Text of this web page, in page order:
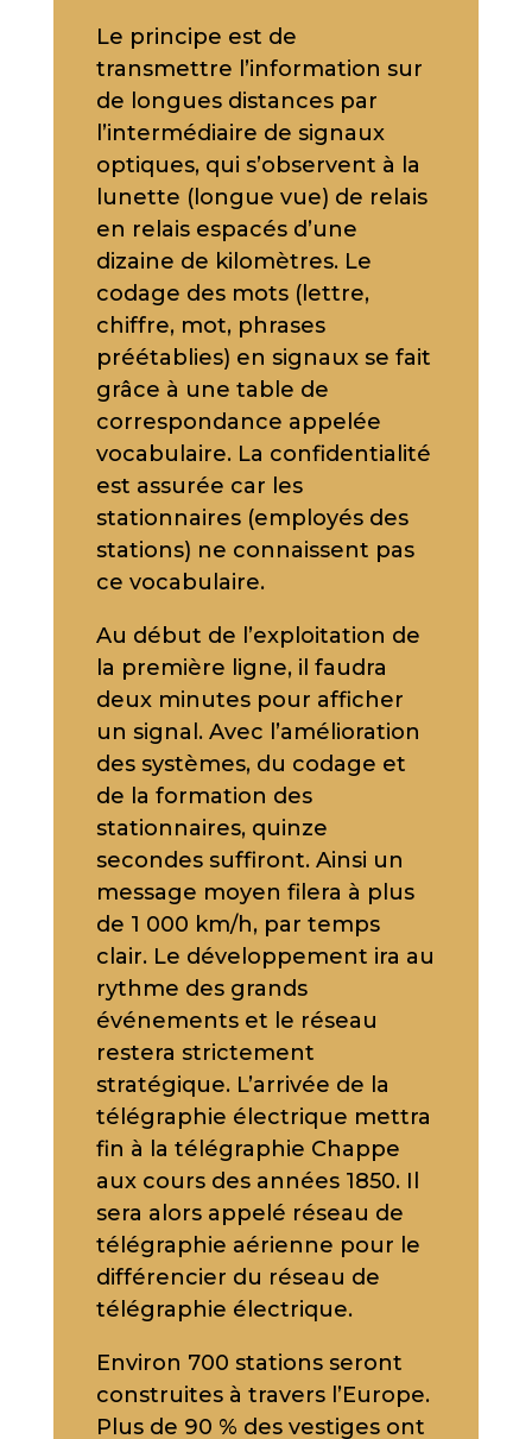
Le principe est de
transmettre l’information sur
de longues distances par
l’intermédiaire de signaux
optiques, qui s’observent à la
lunette (longue vue) de relais
en relais espacés d’une
dizaine de kilomètres. Le
codage des mots (lettre,
chiffre, mot, phrases
préétablies) en signaux se fait
grâce à une table de
correspondance appelée
vocabulaire. La confidentialité
est assurée car les
stationnaires (employés des
stations) ne connaissent pas
ce vocabulaire.
Au début de l’exploitation de
la première ligne, il faudra
deux minutes pour afficher
un signal. Avec l’amélioration
des systèmes, du codage et
de la formation des
stationnaires, quinze
secondes suffiront. Ainsi un
message moyen filera à plus
de 1 000 km/h, par temps
clair. Le développement ira au
rythme des grands
événements et le réseau
restera strictement
stratégique. L’arrivée de la
télégraphie électrique mettra
fin à la télégraphie Chappe
aux cours des années 1850. Il
sera alors appelé réseau de
télégraphie aérienne pour le
différencier du réseau de
télégraphie électrique.
Environ 700 stations seront
construites à travers l’Europe.
Plus de 90 % des vestiges ont